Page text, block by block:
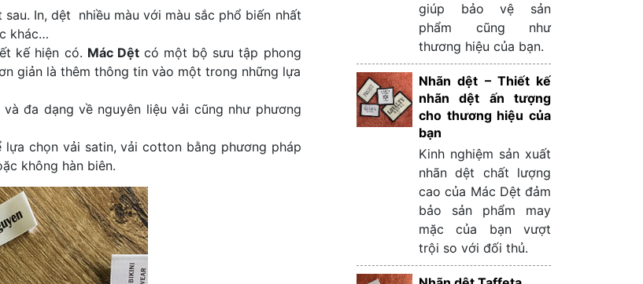
In, dệt nhiều màu với màu sắc phổ biến nhất
khác…
kế hiện có. Mác Dệtcó một bộ sưu tập phong
giản là thêm thông tin vào một trong những lựa
đa dạng về nguyên liệu vải cũng như phương
lựa chọn vải satin, vải cotton bằng phương pháp
không hàn biên.
giúp bảo vệ sản
phẩm cũng như
thương hiệu của bạn.
Nhãn dệt – Thiết kế
nhãn dệt ấn tượng
cho thương hiệu của
bạn
Kinh nghiệm sản xuất
nhãn dệt chất lượng
cao của Mác Dệt đảm
bảo sản phẩm may
mặc của bạn vượt
trội so với đối thủ.